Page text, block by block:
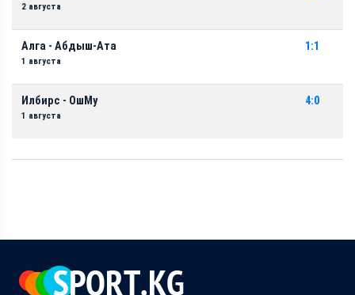
2 августа
Алга - Абдыш-Ата
1 августа
1:1
Илбирс - ОшМу
1 августа
4:0